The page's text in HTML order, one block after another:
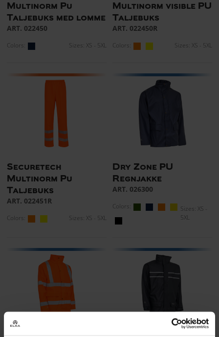
Multinorm Pu
Taljebuks med lomme
ART. 022450
Colors: Sizes: XS - 5XL
Multinorm visible PU
Taljebuks
ART. 022450R
Colors: Sizes: XS - 5XL
Securetech
Multinorm Pu
Taljebuks
ART. 022451R
Colors: Sizes: XS - 5XL
Dry Zone PU
Regnjakke
ART. 026300
Colors:
Sizes: XS -
5XL